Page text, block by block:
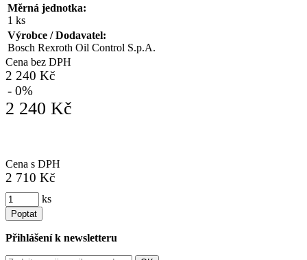
Měrná jednotka:
1 ks
Výrobce / Dodavatel:
Bosch Rexroth Oil Control S.p.A.
Cena bez DPH
2 240 Kč
- 0%
2 240 Kč
Cena s DPH
2 710 Kč
ks
Poptat
Přihlášení k newsletteru